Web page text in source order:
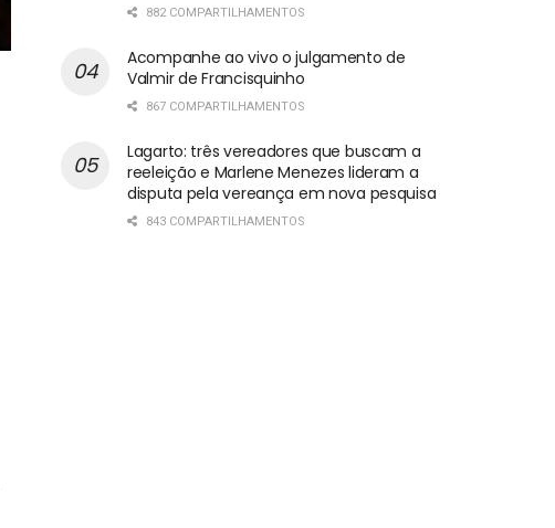
882 COMPARTILHAMENTOS
Acompanhe ao vivo o julgamento de
Valmir de Francisquinho
867 COMPARTILHAMENTOS
Lagarto: três vereadores que buscam a
reeleição e Marlene Menezes lideram a
disputa pela vereança em nova pesquisa
843 COMPARTILHAMENTOS